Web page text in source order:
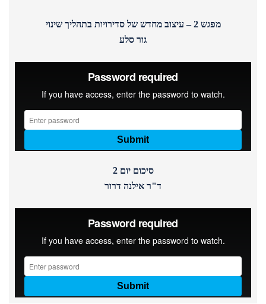
מפגש 2 – עיצוב מחדש של סדירויות בתהליך שינוי
גור סלע
סיכום יום 2
ד"ר אילנה דרור